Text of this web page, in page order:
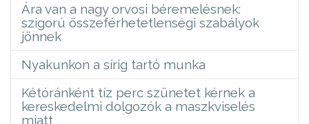
Ára van a nagy orvosi béremelésnek:
szigorú összeférhetetlenségi szabályok
jönnek
Nyakunkon a sírig tartó munka
Kétóránként tíz perc szünetet kérnek a
kereskedelmi dolgozók a maszkviselés
miatt